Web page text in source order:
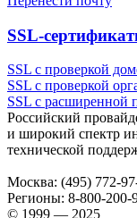
SSL-
SSL с проверкой
SSL с проверкой
SSL с расширенной
Российский
и широкий спектр
технической
Москва: (495) 772-
Регионы: 8-800-200-
© 1999 — 2025